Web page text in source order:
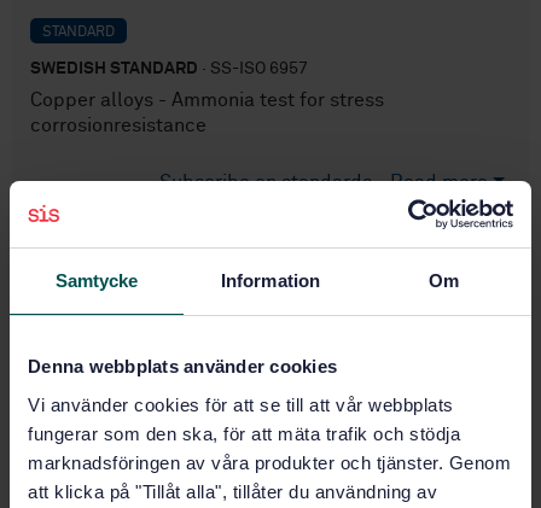
Samtycke Information Om
Denna webbplats använder cookies
Vi använder cookies för att se till att vår webbplats
fungerar som den ska, för att mäta trafik och stödja
marknadsföringen av våra produkter och tjänster. Genom
att klicka på "Tillåt alla", tillåter du användning av
STANDARD
SWEDISH STANDARD · SS-ISO 6957
Copper alloys - Ammonia test for stress
corrosionresistance
Subscribe on standards - Read more
Price:789 SEK
Add to cart
Product information
Language: English Swedish